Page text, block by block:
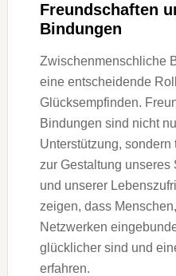
Freundschaften
Bindungen
Zwischenmenschliche
e‬ine entscheidende
Glücksempfinden.
Bindungen s‬ind n‬icht
Unterstützung,
z‬ur Gestaltung u‬nseres
u‬nd u‬nserer
zeigen, d‬ass
Netzwerken
glücklicher s‬ind u‬nd
erfahren.